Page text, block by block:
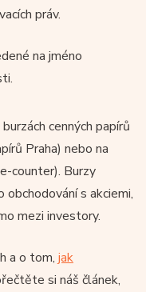
práv.
na jméno
cenných papírů
Praha) nebo na
counter). Burzy
s akciemi,
mezi investory.
a o tom, jak
si náš článek,